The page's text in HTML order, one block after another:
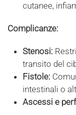
cutanee,
Complicanze:
Stenosi:
transito del
Fistole:
intestinali o
Ascessi e